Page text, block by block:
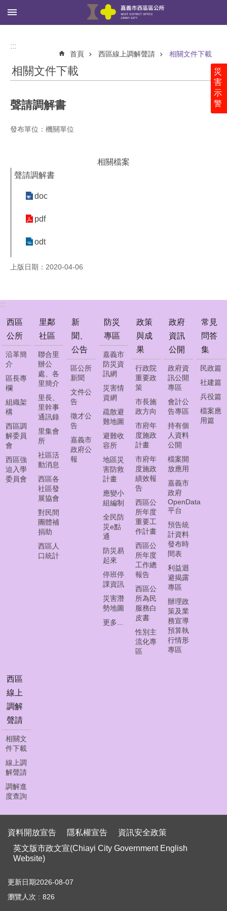
跳到主要內容區塊
搜
西
公
鄰
社
聞、
防
政
策
與
成
果
政
府
資
訊
公
開
常
見
問
回
首
頁
員
工
下
載
聯
絡
我
資
料
開
放
告
災
害
示
警
:::
首頁 西區線上調解聲請 相關文件下載
相關文件下載
聲請調解書
發布單位：機關單位
相關檔案
聲請調解書
doc
pdf
odt
上版日期：2020-04-06
:::
西區
公所
沿革簡
介
區長專
欄
組織架
構
西區調
解委員
會
西區強
迫入學
委員會
里鄰
社區
聯合里
辦公
處、各
里簡介
里長、
里幹事
通訊錄
里集會
所
社區活
動消息
西區各
社區發
展協會
對民間
團體補
捐助
西區人
口統計
新
聞、
公告
區公所
新聞
文件公
告
徵才公
告
嘉義市
政府公
報
防災
專區
嘉義市
防災資
訊網
災害情
資網
疏散避
難地圖
避難收
容所
地區災
害防救
計畫
應變小
組編制
全民防
災e點
通
防災易
起來
停班停
課資訊
災害潛
勢地圖
更多...
政策
與成
果
行政院
重要政
策
市長施
政方向
市府年
度施政
計畫
市府年
度施政
績效報
告
西區公
所年度
重要工
作計畫
西區公
所年度
工作總
報告
西區公
所為民
服務白
皮書
性別主
流化專
區
政府
資訊
公開
政府資
訊公開
專區
會計公
告專區
持有個
人資料
公開
檔案開
放應用
嘉義市
政府
OpenData
平台
預告統
計資料
發布時
間表
利益迴
避揭露
專區
辦理政
策及業
務宣導
預算執
行情形
專區
常見
問答
集
民政篇
社建篇
兵役篇
檔案應
用篇
西區
線上
調解
聲請
相關文
件下載
線上調
解聲請
調解進
度查詢
資料開放宣告 隱私權宣告
資訊安全政策
英文版市政文宣(Chiayi City Government English
Website)
更新日期2026-08-07
瀏覽人次
826